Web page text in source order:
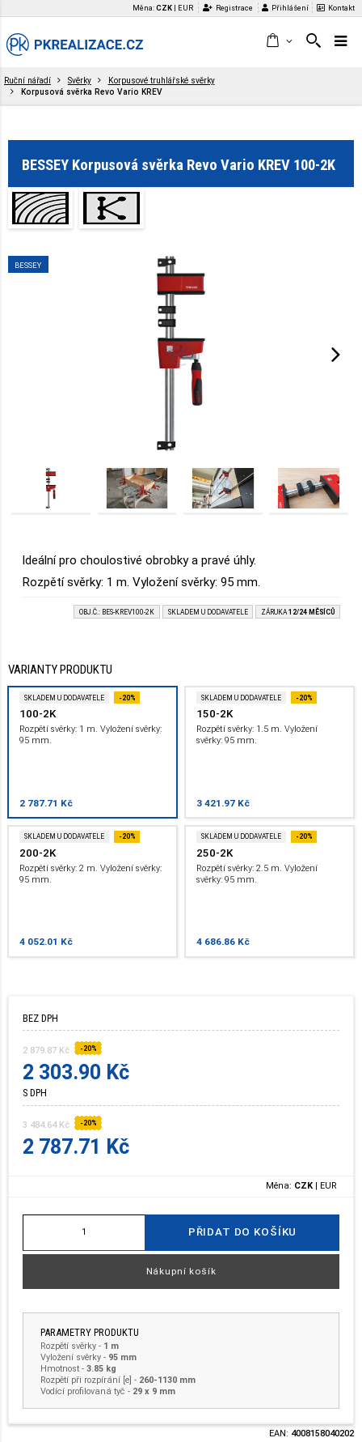
Měna:CZK EUR Registrace Přihlášení Kontakt
Ruční nářadí Svěrky
Korpusové truhlářské svěrky
Korpusová svěrka Revo Vario KREV
BESSEY Korpusová svěrka Revo Vario KREV 100-2K
BESSEY
Ideální pro choulostivé obrobky a pravé úhly.
Rozpětí svěrky: 1 m. Vyložení svěrky: 95 mm.
OBJ.Č.: BES-KREV100-2K SKLADEM U DODAVATELE ZÁRUKA 12/24 MĚSÍCŮ
VARIANTY PRODUKTU
SKLADEM U DODAVATELE -20%
100-2K
Rozpětí svěrky: 1 m. Vyložení svěrky:
95 mm.
2 787.71 Kč
SKLADEM U DODAVATELE -20%
150-2K
Rozpětí svěrky: 1.5 m. Vyložení
svěrky: 95 mm.
3 421.97 Kč
SKLADEM U DODAVATELE -20%
200-2K
Rozpětí svěrky: 2 m. Vyložení svěrky:
95 mm.
4 052.01 Kč
SKLADEM U DODAVATELE -20%
250-2K
Rozpětí svěrky: 2.5 m. Vyložení
svěrky: 95 mm.
4 686.86 Kč
BEZ DPH
2 879.87 Kč -20%
2 303.90 Kč
S DPH
3 484.64 Kč -20%
2 787.71 Kč
Měna: CZK EUR
PŘIDAT DO KOŠÍKU
Nákupní košík
PARAMETRY PRODUKTU
Rozpětí svěrky- 1 m
Vyložení svěrky- 95 mm
Hmotnost- 3.85 kg
Rozpětí při rozpírání [e] - 260-1130 mm
Vodící profilovaná tyč - 29 x 9 mm
EAN: 4008158040202